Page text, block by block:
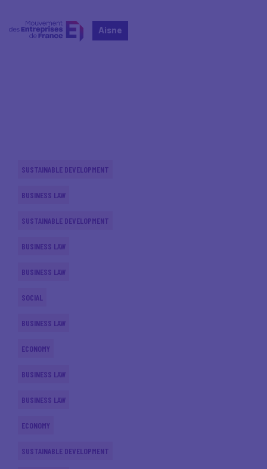
Aisne
SUSTAINABLE DEVELOPMENT
BUSINESS LAW
SUSTAINABLE DEVELOPMENT
BUSINESS LAW
BUSINESS LAW
SOCIAL
BUSINESS LAW
ECONOMY
BUSINESS LAW
BUSINESS LAW
ECONOMY
SUSTAINABLE DEVELOPMENT